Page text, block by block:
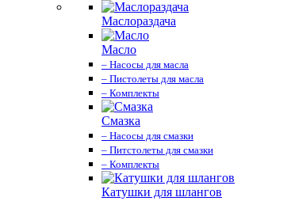
Маслораздача
Масло
– Насосы для масла
– Пистолеты для масла
– Комплекты
Смазка
– Насосы для смазки
– Питстолеты для смазки
– Комплекты
Катушки для шлангов